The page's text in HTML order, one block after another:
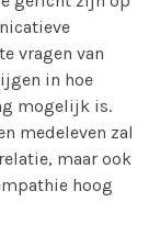
vragen van
in hoe
mogelijk is.
medeleven zal
maar ook
hoog